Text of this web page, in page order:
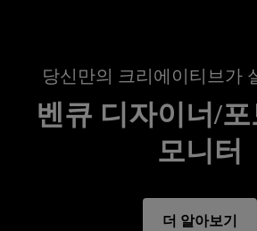
당신만의 크리에이티브가
벤큐 디자이너/포
모니터
더 알아보기